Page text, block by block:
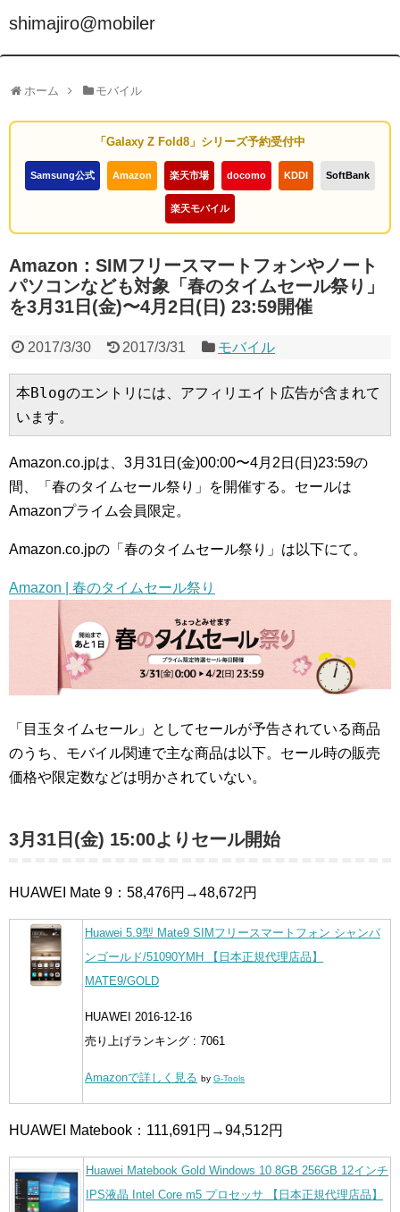
shimajiro@mobiler
ホーム モバイル
「Galaxy Z Fold8」シリーズ予約受付中
Samsung公式 Amazon 楽天市場 docomo KDDI SoftBank
楽天モバイル
Amazon：SIMフリースマートフォンやノート
パソコンなども対象「春のタイムセール祭り」
を3月31日(金)〜4月2日(日) 23:59開催
2017/3/30 2017/3/31 モバイル
本Blogのエントリには、アフィリエイト広告が含まれて
います。
Amazon.co.jpは、3月31日(金)00:00〜4月2日(日)23:59の
間、「春のタイムセール祭り」を開催する。セールは
Amazonプライム会員限定。
Amazon.co.jpの「春のタイムセール祭り」は以下にて。
Amazon | 春のタイムセール祭り
「目玉タイムセール」としてセールが予告されている商品
のうち、モバイル関連で主な商品は以下。セール時の販売
価格や限定数などは明かされていない。
3月31日(金) 15:00よりセール開始
HUAWEI Mate 9：58,476円→48,672円
Huawei 5.9型 Mate9 SIMフリースマートフォン シャンパ
ンゴールド/51090YMH 【日本正規代理店品】
MATE9/GOLD
HUAWEI 2016-12-16
売り上げランキング : 7061
Amazonで詳しく見る by G-Tools
HUAWEI Matebook：111,691円→94,512円
Huawei Matebook Gold Windows 10 8GB 256GB 12インチ
IPS液晶 Intel Core m5 プロセッサ 【日本正規代理店品】